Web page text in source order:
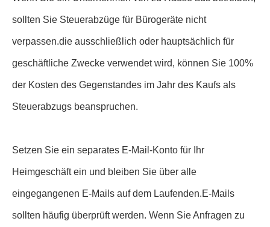
sollten Sie Steuerabzüge für Bürogeräte nicht
verpassen.die ausschließlich oder hauptsächlich für
geschäftliche Zwecke verwendet wird, können Sie 100%
der Kosten des Gegenstandes im Jahr des Kaufs als
Steuerabzugs beanspruchen.
Setzen Sie ein separates E-Mail-Konto für Ihr
Heimgeschäft ein und bleiben Sie über alle
eingegangenen E-Mails auf dem Laufenden.E-Mails
sollten häufig überprüft werden. Wenn Sie Anfragen zu